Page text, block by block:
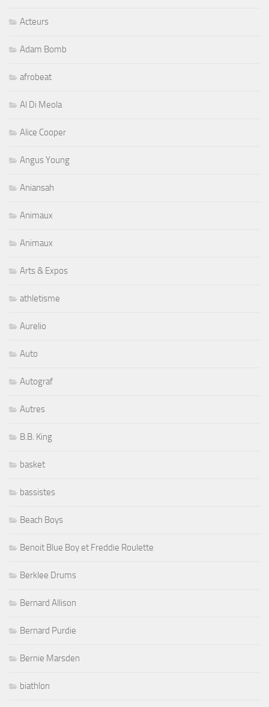
Acteurs
Adam Bomb
afrobeat
Al Di Meola
Alice Cooper
Angus Young
Aniansah
Animaux
Animaux
Arts & Expos
athletisme
Aurelio
Auto
Autograf
Autres
B.B. King
basket
bassistes
Beach Boys
Benoit Blue Boy et Freddie Roulette
Berklee Drums
Bernard Allison
Bernard Purdie
Bernie Marsden
biathlon